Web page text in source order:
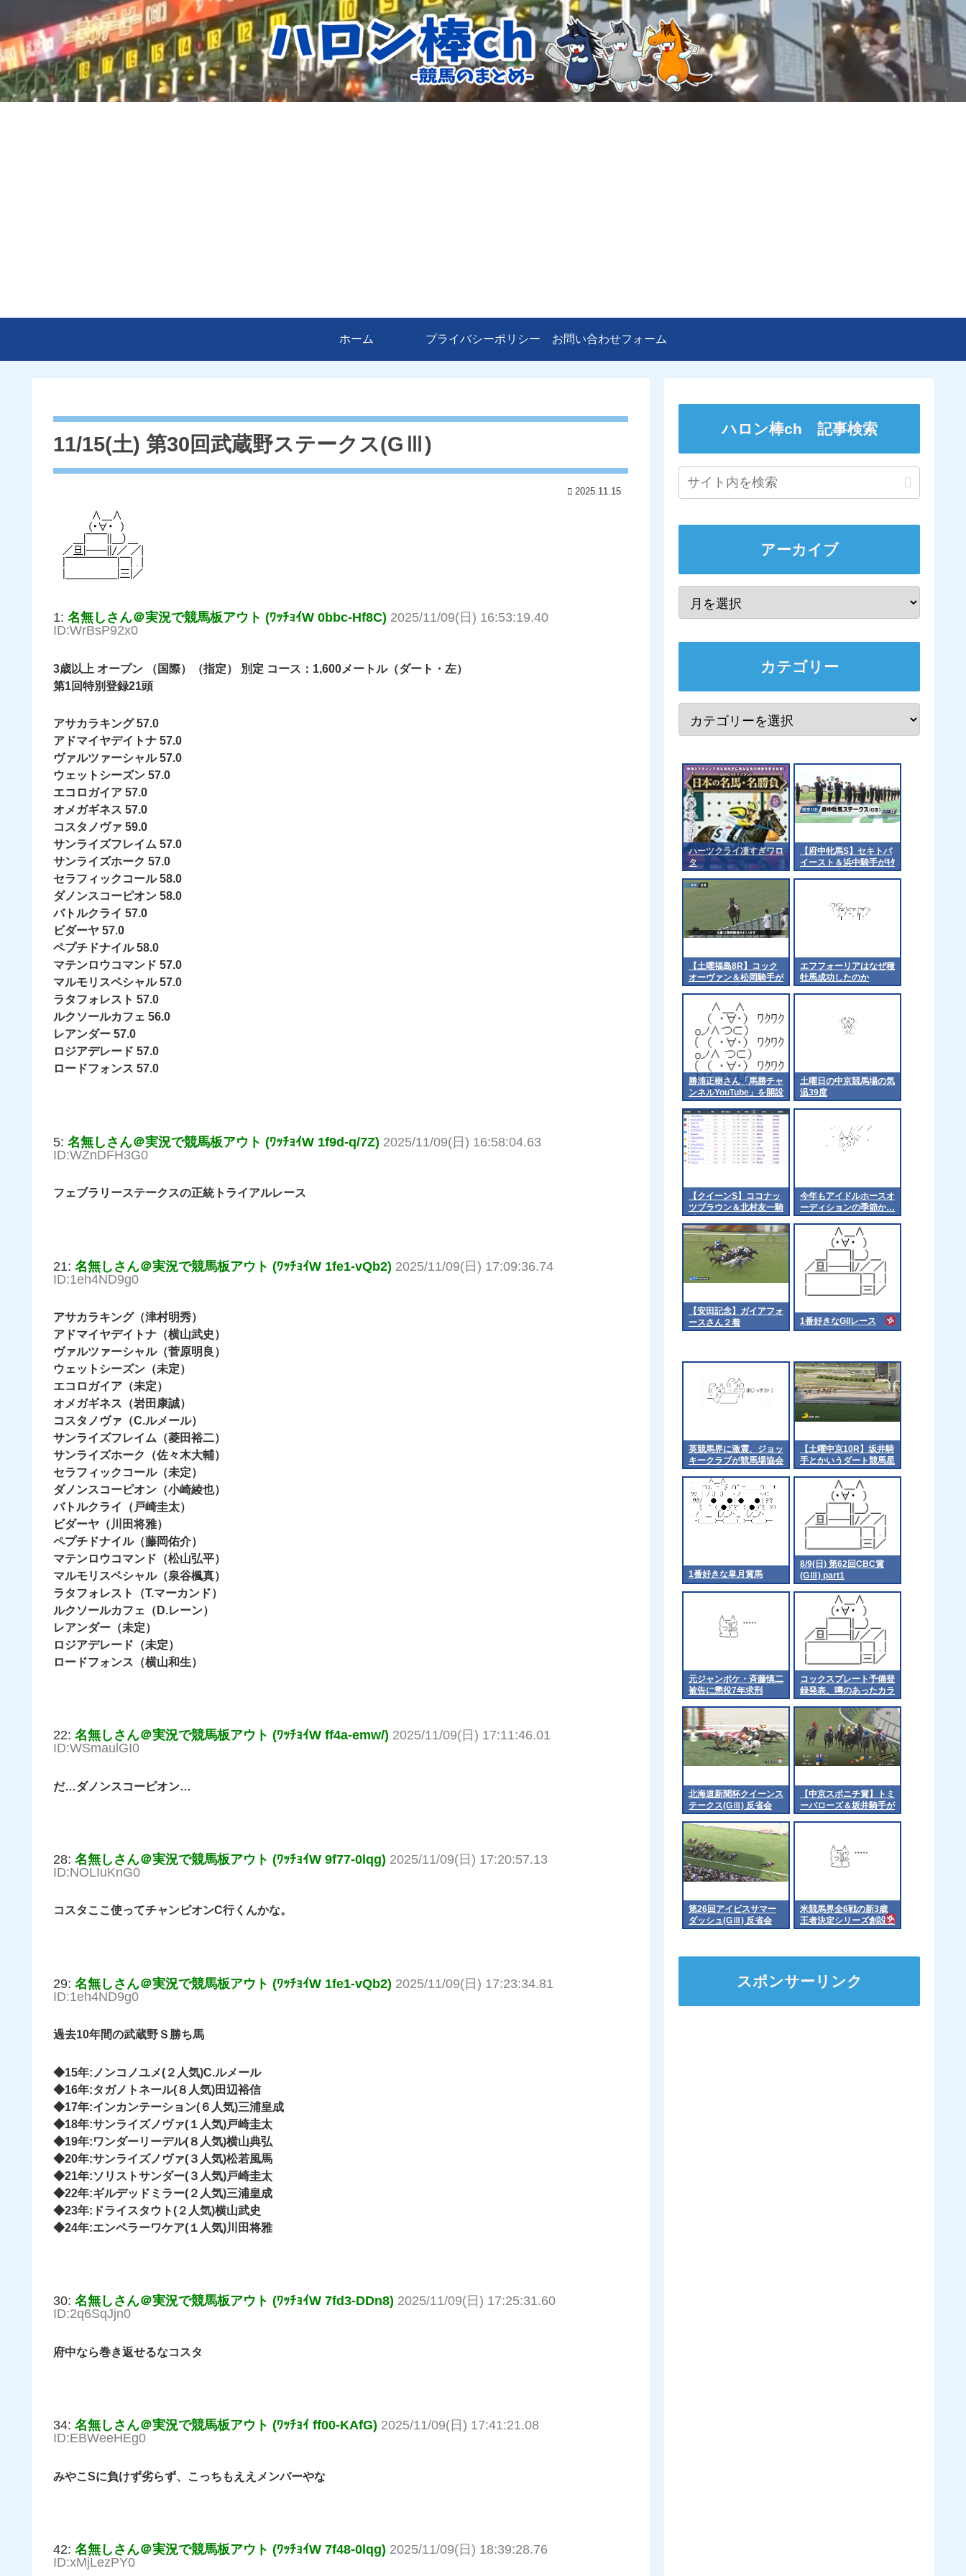
ホーム プライバシーポリシー お問い合わせフォーム
11/15(土) 第30回武蔵野ステークス(GⅢ)
2025.11.15
1: 名無しさん＠実況で競馬板アウト (ﾜｯﾁｮｲW 0bbc-Hf8C) 2025/11/09(日) 16:53:19.40
ID:WrBsP92x0
3歳以上 オープン （国際）（指定） 別定 コース：1,600メートル（ダート・左）
第1回特別登録21頭
アサカラキング 57.0
アドマイヤデイトナ 57.0
ヴァルツァーシャル 57.0
ウェットシーズン 57.0
エコロガイア 57.0
オメガギネス 57.0
コスタノヴァ 59.0
サンライズフレイム 57.0
サンライズホーク 57.0
セラフィックコール 58.0
ダノンスコーピオン 58.0
バトルクライ 57.0
ビダーヤ 57.0
ペプチドナイル 58.0
マテンロウコマンド 57.0
マルモリスペシャル 57.0
ラタフォレスト 57.0
ルクソールカフェ 56.0
レアンダー 57.0
ロジアデレード 57.0
ロードフォンス 57.0
5: 名無しさん＠実況で競馬板アウト (ﾜｯﾁｮｲW 1f9d-q/7Z) 2025/11/09(日) 16:58:04.63
ID:WZnDFH3G0
フェブラリーステークスの正統トライアルレース
21: 名無しさん＠実況で競馬板アウト (ﾜｯﾁｮｲW 1fe1-vQb2) 2025/11/09(日) 17:09:36.74
ID:1eh4ND9g0
アサカラキング（津村明秀）
アドマイヤデイトナ（横山武史）
ヴァルツァーシャル（菅原明良）
ウェットシーズン（未定）
エコロガイア（未定）
オメガギネス（岩田康誠）
コスタノヴァ（C.ルメール）
サンライズフレイム（菱田裕二）
サンライズホーク（佐々木大輔）
セラフィックコール（未定）
ダノンスコーピオン（小崎綾也）
バトルクライ（戸崎圭太）
ビダーヤ（川田将雅）
ペプチドナイル（藤岡佑介）
マテンロウコマンド（松山弘平）
マルモリスペシャル（泉谷楓真）
ラタフォレスト（T.マーカンド）
ルクソールカフェ（D.レーン）
レアンダー（未定）
ロジアデレード（未定）
ロードフォンス（横山和生）
22: 名無しさん＠実況で競馬板アウト (ﾜｯﾁｮｲW ff4a-emw/) 2025/11/09(日) 17:11:46.01
ID:WSmaulGI0
だ…ダノンスコーピオン…
28: 名無しさん＠実況で競馬板アウト (ﾜｯﾁｮｲW 9f77-0lqg) 2025/11/09(日) 17:20:57.13
ID:NOLIuKnG0
コスタここ使ってチャンピオンC行くんかな。
29: 名無しさん＠実況で競馬板アウト (ﾜｯﾁｮｲW 1fe1-vQb2) 2025/11/09(日) 17:23:34.81
ID:1eh4ND9g0
過去10年間の武蔵野Ｓ勝ち馬
◆15年:ノンコノユメ(２人気)C.ルメール
◆16年:タガノトネール(８人気)田辺裕信
◆17年:インカンテーション(６人気)三浦皇成
◆18年:サンライズノヴァ(１人気)戸崎圭太
◆19年:ワンダーリーデル(８人気)横山典弘
◆20年:サンライズノヴァ(３人気)松若風馬
◆21年:ソリストサンダー(３人気)戸崎圭太
◆22年:ギルデッドミラー(２人気)三浦皇成
◆23年:ドライスタウト(２人気)横山武史
◆24年:エンペラーワケア(１人気)川田将雅
30: 名無しさん＠実況で競馬板アウト (ﾜｯﾁｮｲW 7fd3-DDn8) 2025/11/09(日) 17:25:31.60
ID:2q6SqJjn0
府中なら巻き返せるなコスタ
34: 名無しさん＠実況で競馬板アウト (ﾜｯﾁｮｲ ff00-KAfG) 2025/11/09(日) 17:41:21.08
ID:EBWeeHEg0
みやこSに負けず劣らず、こっちもええメンバーやな
42: 名無しさん＠実況で競馬板アウト (ﾜｯﾁｮｲW 7f48-0lqg) 2025/11/09(日) 18:39:28.76
ID:xMjLezPY0
ハロン棒ch 記事検索
アーカイブ
カテゴリー
ハーツクライ凄すぎワロ
タ
【府中牝馬S】セキトバ
イースト＆浜中騎手がｷﾀ
━━━━(ﾟ∀ﾟ)━━━━!!
【土曜福島8R】コック
オーヴァン＆松岡騎手が
ｷﾀ━━━━(ﾟ
∀ﾟ)━━━━!!
エフフォーリアはなぜ種
牡馬成功したのか
勝浦正樹さん「馬勝チャ
ンネルYouTube」を開設
土曜日の中京競馬場の気
温39度
【クイーンS】ココナッ
ツブラウン＆北村友一騎
手がｷﾀ━━━━(ﾟ
∀ﾟ)━━━━!!
今年もアイドルホースオ
ーディションの季節か…
【安田記念】ガイアフォ
ースさん２着
1番好きなGIIレース
英競馬界に激震、ジョッ
キークラブが競馬場協会
から脱退
【土曜中京10R】坂井騎
手とかいうダート競馬星
人
1番好きな皐月賞馬
8/9(日) 第62回CBC賞
(GⅢ) part1
元ジャンポケ・斉藤慎二
被告に懲役7年求刑
コックスプレート予備登
録発表、噂のあったカラ
ンダガンは登録無しで再
来日の可能性高まる
北海道新聞杯クイーンス
テークス(GⅢ) 反省会
【中京スポニチ賞】トミ
ーバローズ＆坂井騎手が
ｷﾀ━━━━(ﾟ
第26回アイビスサマー
ダッシュ(GⅢ) 反省会
米競馬界全6戦の新3歳
王者決定シリーズ創設②
スポンサーリンク